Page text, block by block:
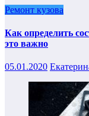
Ремонт кузова
Как определить
это важно
05.01.2020